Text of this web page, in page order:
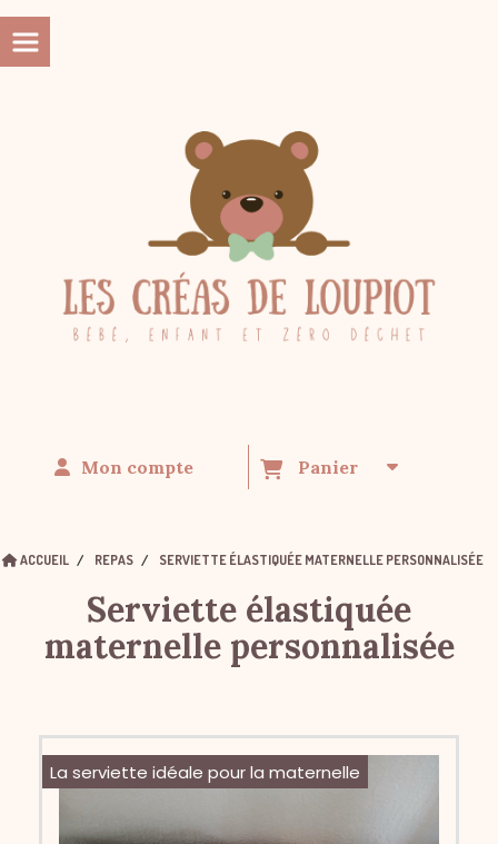
Mon compte Panier
ACCUEIL REPAS SERVIETTE ÉLASTIQUÉE MATERNELLE PERSONNALISÉE
Serviette élastiquée
maternelle personnalisée
La serviette idéale pour la maternelle